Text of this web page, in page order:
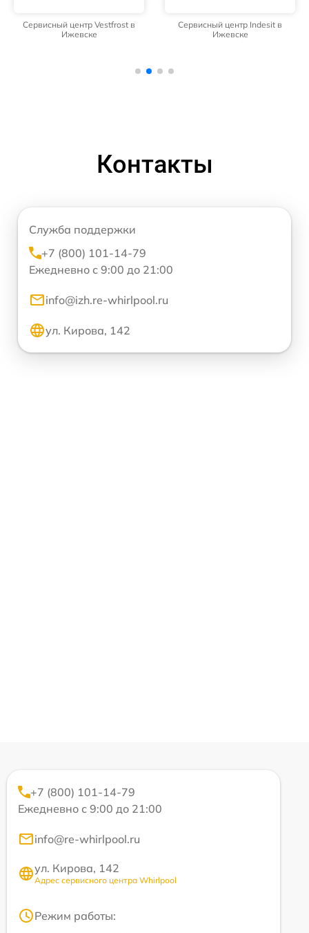
Сервисный центр Vestfrost в
Ижевске
Сервисный центр Indesit в
Ижевске
Контакты
Служба поддержки
+7 (800) 101-14-79
Ежедневно с 9:00 до 21:00
info@izh.re-whirlpool.ru
ул. Кирова, 142
+7 (800) 101-14-79
Ежедневно с 9:00 до 21:00
info@re-whirlpool.ru
ул. Кирова, 142
Адрес сервисного центра Whirlpool
Режим работы: